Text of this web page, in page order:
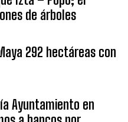
de árboles
292 hectáreas con
Ayuntamiento en